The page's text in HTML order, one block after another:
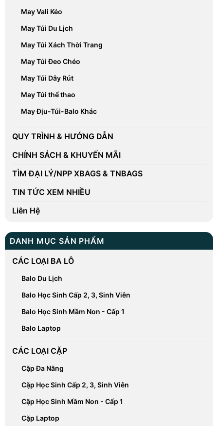
May Vali Kéo
May Túi Du Lịch
May Túi Xách Thời Trang
May Túi Đeo Chéo
May Túi Dây Rút
May Túi thể thao
May Địu-Túi-Balo Khác
QUY TRÌNH & HƯỚNG DẪN
CHÍNH SÁCH & KHUYẾN MÃI
TÌM ĐẠI LÝ/NPP XBAGS & TNBAGS
TIN TỨC XEM NHIỀU
Liên Hệ
DANH MỤC SẢN PHẨM
CÁC LOẠI BA LÔ
Balo Du Lịch
Balo Học Sinh Cấp 2, 3, Sinh Viên
Balo Học Sinh Mầm Non - Cấp 1
Balo Laptop
CÁC LOẠI CẶP
Cặp Đa Năng
Cặp Học Sinh Cấp 2, 3, Sinh Viên
Cặp Học Sinh Mầm Non - Cấp 1
Cặp Laptop